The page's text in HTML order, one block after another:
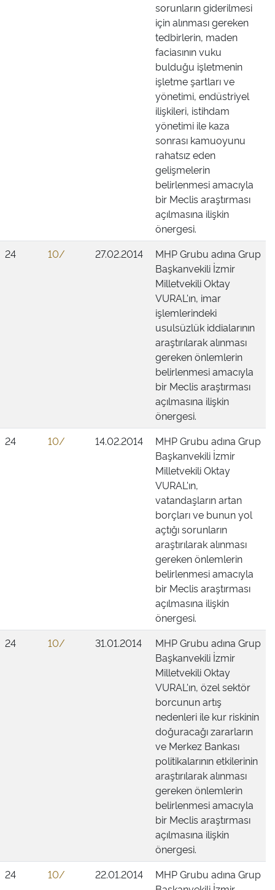
sorunların giderilmesi
için alınması gereken
tedbirlerin, maden
faciasının vuku
bulduğu işletmenin
işletme şartları ve
yönetimi, endüstriyel
ilişkileri, istihdam
yönetimi ile kaza
sonrası kamuoyunu
rahatsız eden
gelişmelerin
belirlenmesi amacıyla
bir Meclis araştırması
açılmasına ilişkin
önergesi.
24
10/ 27.02.2014
MHP Grubu adına Grup
Başkanvekili İzmir
Milletvekili Oktay
VURAL'ın, imar
işlemlerindeki
usulsüzlük iddialarının
araştırılarak alınması
gereken önlemlerin
belirlenmesi amacıyla
bir Meclis araştırması
açılmasına ilişkin
önergesi.
24
10/ 14.02.2014
MHP Grubu adına Grup
Başkanvekili İzmir
Milletvekili Oktay
VURAL'ın,
vatandaşların artan
borçları ve bunun yol
açtığı sorunların
araştırılarak alınması
gereken önlemlerin
belirlenmesi amacıyla
bir Meclis araştırması
açılmasına ilişkin
önergesi.
24
10/ 31.01.2014
MHP Grubu adına Grup
Başkanvekili İzmir
Milletvekili Oktay
VURAL'ın, özel sektör
borcunun artış
nedenleri ile kur riskinin
doğuracağı zararların
ve Merkez Bankası
politikalarının etkilerinin
araştırılarak alınması
gereken önlemlerin
belirlenmesi amacıyla
bir Meclis araştırması
açılmasına ilişkin
önergesi.
24
10/ 22.01.2014
MHP Grubu adına Grup